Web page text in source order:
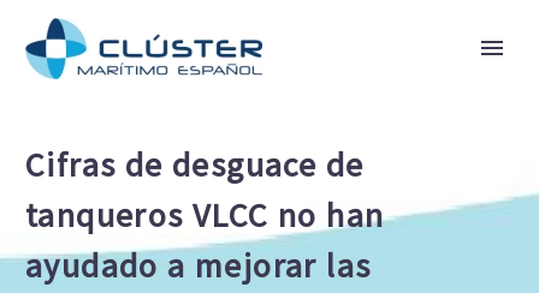
Cifras de desguace de
tanqueros VLCC no han
ayudado a mejorar las